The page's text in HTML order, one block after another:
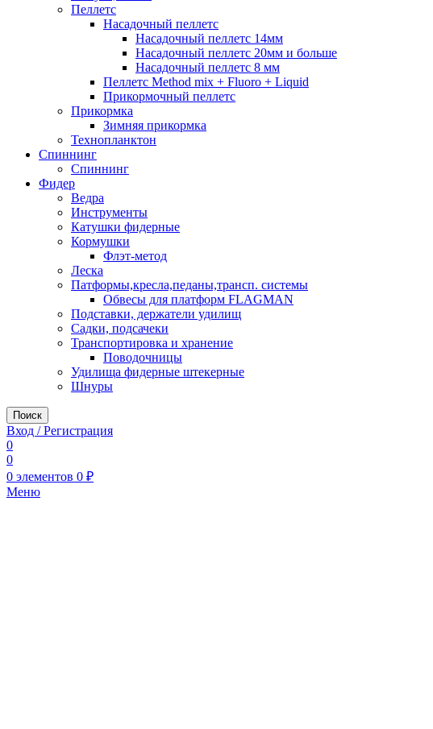
Пеллетс
Насадочный пеллетс
Насадочный пеллетс 14мм
Насадочный пеллетс 20мм и больше
Насадочный пеллетс 8 мм
Пеллетс Method mix + Fluoro + Liquid
Прикормочный пеллетс
Прикормка
Зимняя прикормка
Технопланктон
Спиннинг
Спиннинг
Фидер
Ведра
Инструменты
Катушки фидерные
Кормушки
Флэт-метод
Леска
Патформы,кресла,педаны,трансп. системы
Обвесы для платформ FLAGMAN
Подставки, держатели удилищ
Садки, подсачеки
Транспортировка и хранение
Поводочницы
Удилища фидерные штекерные
Шнуры
Поиск
Вход / Регистрация
0
0
0 элементов 0 ₽
Меню